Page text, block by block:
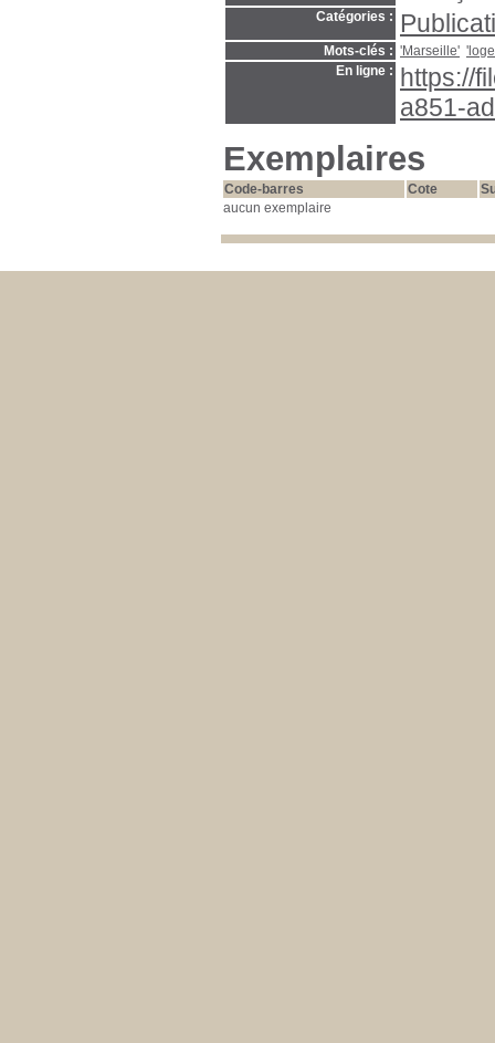
Catégories :
Mots-clés : 'Marseille'
En ligne : https://
a851-
Exemplaires
Code-barres Cote
aucun exemplaire